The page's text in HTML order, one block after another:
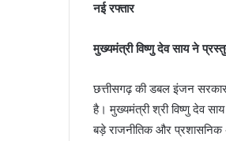
नई रफ्तार
मुख्यमंत्री विष्णु देव साय ने
छत्तीसगढ़ की डबल इंजन
है। मुख्यमंत्री श्री विष्णु देव
बड़े राजनीतिक और प्रशासनिक